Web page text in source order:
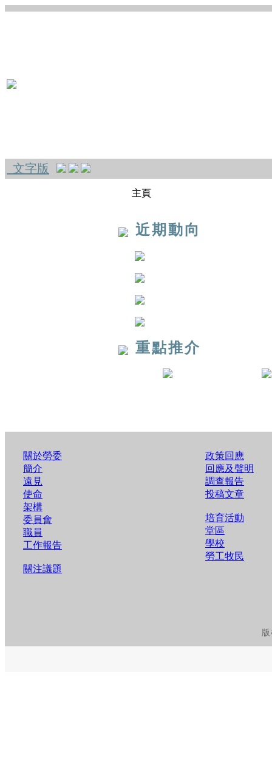
文字版
主頁
近期動向
重點推介
關於勞委
簡介
遠見
使命
架構
委員會
職員
工作報告
關注議題
政策回應
回應及聲明
調查報告
投稿文章
培育活動
堂區
學校
勞工牧民